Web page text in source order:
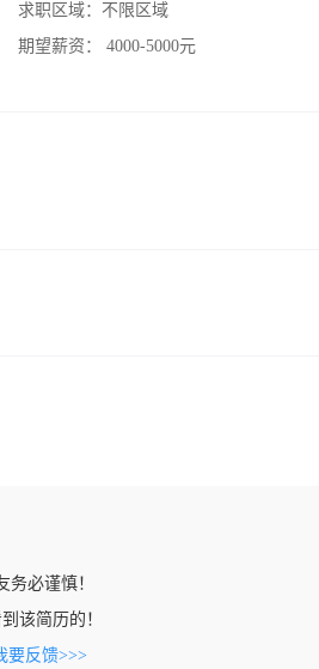
求职区域： 不限区域
期望薪资：
4000-5000元
必谨慎！
该简历的！
要反馈>>>